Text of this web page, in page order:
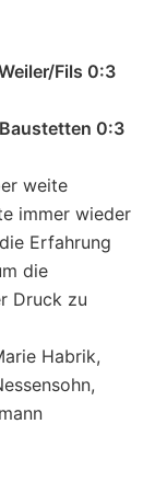
Fils 0:3
0:3
weite
immer wieder
Erfahrung
die
Druck zu
Habrik,